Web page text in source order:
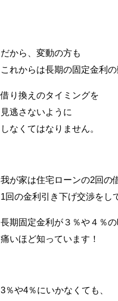
だから、変動の方も
これからは長期の固定金利の
借り換えのタイミングを
見逃さないように
しなくてはなりません。
我が家は住宅ローンの2回の
1回の金利引き下げ交渉をし
長期固定金利が３％や４％
痛いほど知っています！
3％や4％にいかなくても、